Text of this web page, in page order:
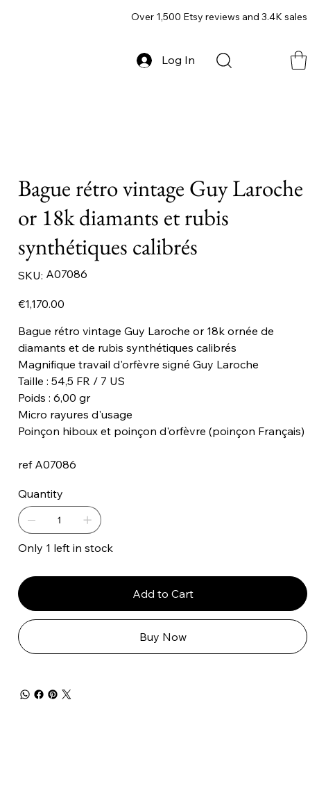
Log In
Over 1,500 Etsy reviews and 3.4K sales
Bague rétro vintage Guy Laroche
or 18k diamants et rubis
synthétiques calibrés
SKU:
SKU
A07086
A07086
Price
€1,170.00
Bague rétro vintage Guy Laroche or 18k ornée de
diamants et de rubis synthétiques calibrés
Magnifique travail d'orfèvre signé Guy Laroche
Taille : 54,5 FR / 7 US
Poids : 6,00 gr
Micro rayures d'usage
Poinçon hiboux et poinçon d'orfèvre (poinçon Français)
ref A07086
Quantity
Only 1 left in stock
Add to Cart
Buy Now